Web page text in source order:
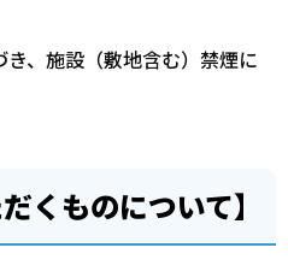
、施設（敷地含む）禁煙に
くものについて】